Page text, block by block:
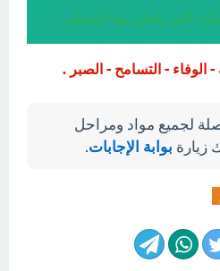
التي يتحلى بها المسلم .
- الوفاء - التسامح - الصبر .
لجميع مواد ومراحل
زيارة بوابة الإجابات.